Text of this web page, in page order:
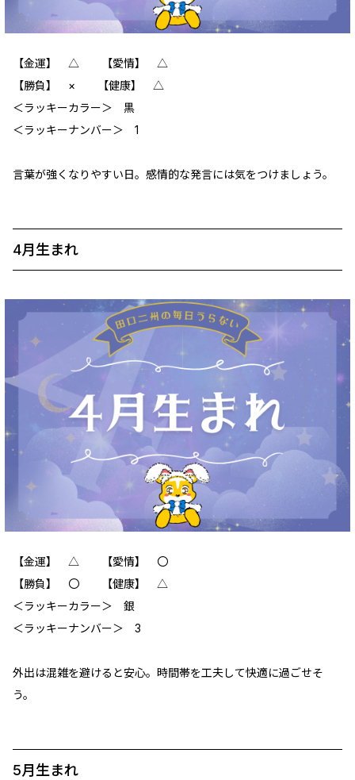
【金運】 △ 【愛情】 △
【勝負】 × 【健康】 △
＜ラッキーカラー＞ 黒
＜ラッキーナンバー＞ 1
言葉が強くなりやすい日。感情的な発言には気をつけましょう。
4月生まれ
【金運】 △ 【愛情】 〇
【勝負】 〇 【健康】 △
＜ラッキーカラー＞ 銀
＜ラッキーナンバー＞ 3
外出は混雑を避けると安心。時間帯を工夫して快適に過ごせそ
う。
5月生まれ